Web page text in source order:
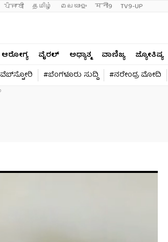
ਪੰਜਾਬੀ தமிழ் മലയാളം मनी9 TV9-UP
ಆರೋಗ್ಯ ವೈರಲ್​ ಅಧ್ಯಾತ್ಮ ವಾಣಿಜ್ಯ ಜ್ಯೋತಿಷ್ಯ
ವೆಬ್​ಸ್ಟೋರಿ #ಬೆಂಗಳೂರು ಸುದ್ದಿ #ನರೇಂದ್ರ ಮೋದಿ